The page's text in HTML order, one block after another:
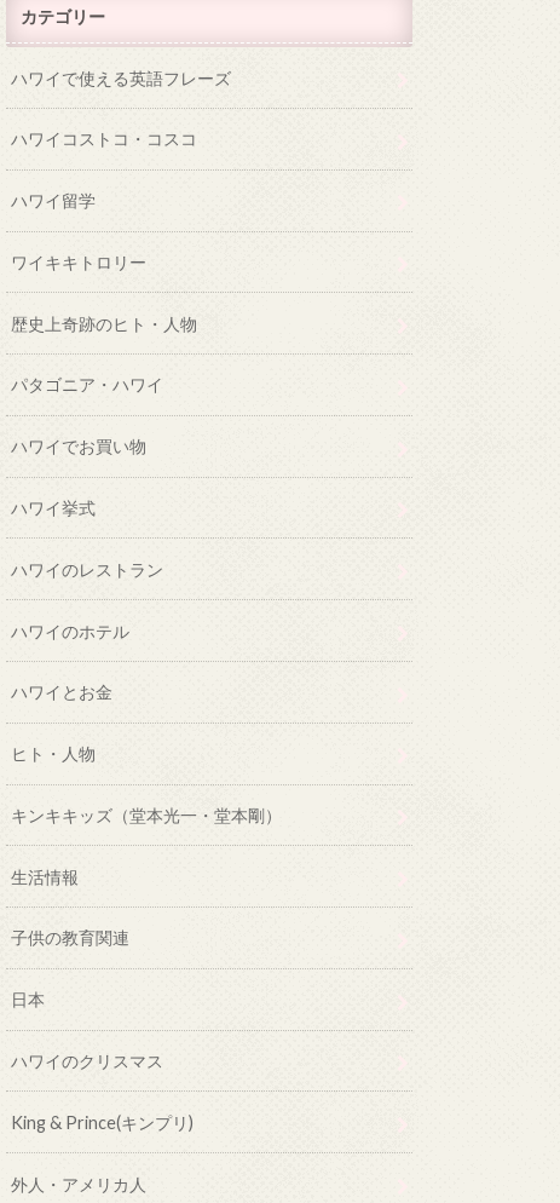
カテゴリー
ハワイで使える英語フレーズ
ハワイコストコ・コスコ
ハワイ留学
ワイキキトロリー
歴史上奇跡のヒト・人物
パタゴニア・ハワイ
ハワイでお買い物
ハワイ挙式
ハワイのレストラン
ハワイのホテル
ハワイとお金
ヒト・人物
キンキキッズ（堂本光一・堂本剛）
生活情報
子供の教育関連
日本
ハワイのクリスマス
King & Prince(キンプリ)
外人・アメリカ人